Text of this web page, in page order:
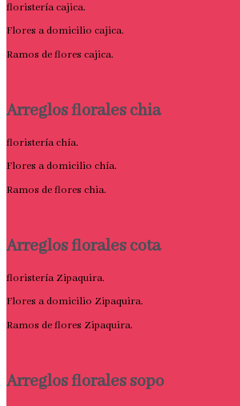
floristería cajica.
Flores a domicilio cajica.
Ramos de flores cajica.
Arreglos florales chia
floristería chía.
Flores a domicilio chía.
Ramos de flores chia.
Arreglos florales cota
floristería Zipaquira.
Flores a domicilio Zipaquira.
Ramos de flores Zipaquira.
Arreglos florales sopo